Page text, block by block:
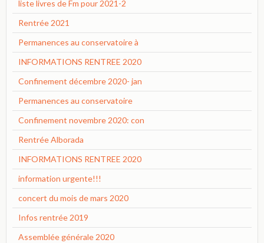
liste livres de Fm pour 2021-2
Rentrée 2021
Permanences au conservatoire à
INFORMATIONS RENTREE 2020
Confinement décembre 2020- jan
Permanences au conservatoire
Confinement novembre 2020: con
Rentrée Alborada
INFORMATIONS RENTREE 2020
information urgente!!!
concert du mois de mars 2020
Infos rentrée 2019
Assemblée générale 2020